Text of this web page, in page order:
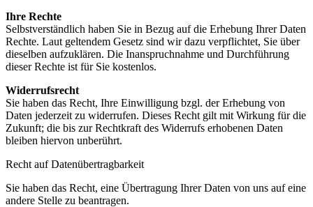
Ihre Rechte
Selbstverständlich haben Sie in Bezug auf die Erhebung Ihrer Daten
Rechte. Laut geltendem Gesetz sind wir dazu verpflichtet, Sie über
dieselben aufzuklären. Die Inanspruchnahme und Durchführung
dieser Rechte ist für Sie kostenlos.
Widerrufsrecht
Sie haben das Recht, Ihre Einwilligung bzgl. der Erhebung von
Daten jederzeit zu widerrufen. Dieses Recht gilt mit Wirkung für die
Zukunft; die bis zur Rechtkraft des Widerrufs erhobenen Daten
bleiben hiervon unberührt.
Recht auf Datenübertragbarkeit
Sie haben das Recht, eine Übertragung Ihrer Daten von uns auf eine
andere Stelle zu beantragen.